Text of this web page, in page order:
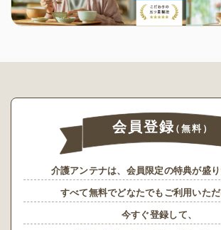
会員登録（無料）
介護アンテナは、会員限定の特典が盛り
すべて無料でどなたでもご利用いただ
今すぐ登録して、